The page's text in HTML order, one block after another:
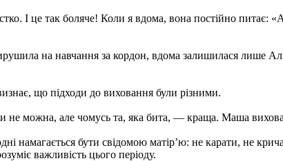
І це так боляче! Коли я вдома, вона постійно
на навчання за кордон, вдома залишилася лише
що підходи до виховання були різними.
можна, але чомусь та, яка бита, — краща. Маша
намагається бути свідомою матір’ю: не карати, не
важливість цього періоду.